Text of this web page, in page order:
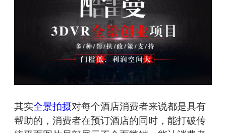
其实全景拍摄对每个酒店消费者来说都是具有
帮助的，消费者在预订酒店的同时，能打破传